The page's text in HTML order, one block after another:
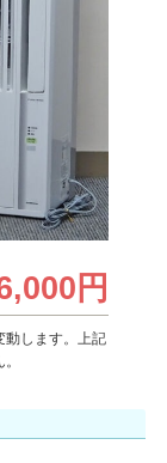
円
動します。上記